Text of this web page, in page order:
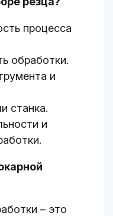
процесса
обработки.
и
станка.
и
– это